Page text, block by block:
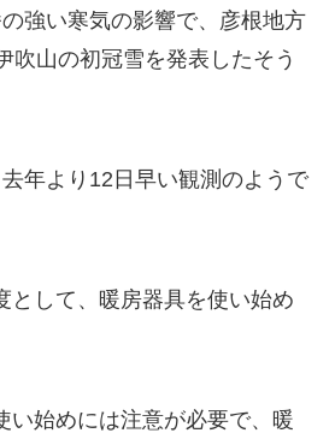
強い寒気の影響で、彦根地方
吹山の初冠雪を発表したそう
年より12日早い観測のようで
として、暖房器具を使い始め
い始めには注意が必要で、暖